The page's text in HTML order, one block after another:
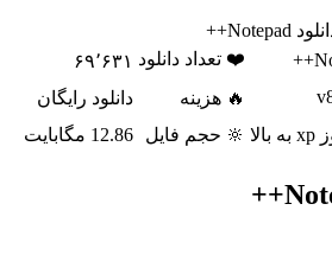
❤️ تعداد دانلود ۶۹٬۶۳۱
🔥 هزینه
دانلود رایگان
🔆 حجم فایل 12.86 مگابایت